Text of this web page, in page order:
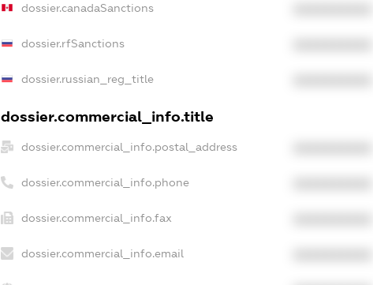
dossier.canadaSanctions
dossier.rfSanctions
dossier.russian_reg_title
dossier.commercial_info.title
dossier.commercial_info.postal_address
dossier.commercial_info.phone
dossier.commercial_info.fax
dossier.commercial_info.email